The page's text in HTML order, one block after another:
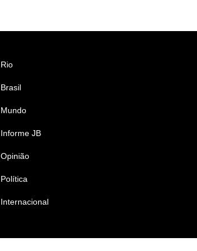
Rio
Brasil
Mundo
Informe JB
Opinião
Política
Internacional